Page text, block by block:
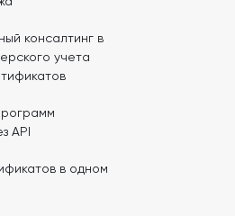
консалтинг в
учета
API
в одном